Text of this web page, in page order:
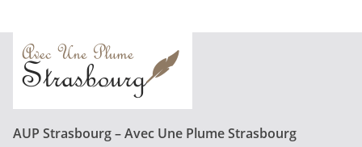
AUP Strasbourg – Avec Une Plume Strasbourg